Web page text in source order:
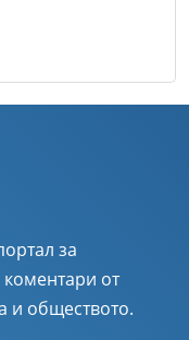
за
от
и обществото.